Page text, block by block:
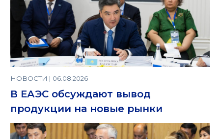
НОВОСТИ | 06.08.2026
В ЕАЭС обсуждают вывод
продукции на новые рынки